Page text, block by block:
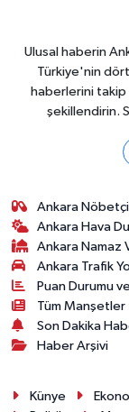
Ulusal haberin
Türkiye'nin dört
haberlerini takip
şekillendirin.
Ankara
Ankara Hava
Ankara Namaz
Ankara Trafik
Puan Durumu
Tüm Manşetler
Son Dakika
Haber Arşivi
Künye